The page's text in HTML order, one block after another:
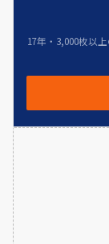
17年・3,000枚以